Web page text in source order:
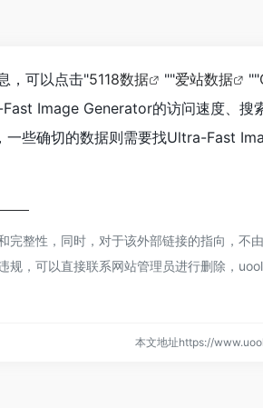
，可以点击"5118数据 ""爱站数据 ""
Image Generator的访问速度、搜
一些确切的数据则需要找Ultra-Fast
整性，同时，对于该外部链接的指向，不
，可以直接联系网站管理员进行删除，
本文地址https://